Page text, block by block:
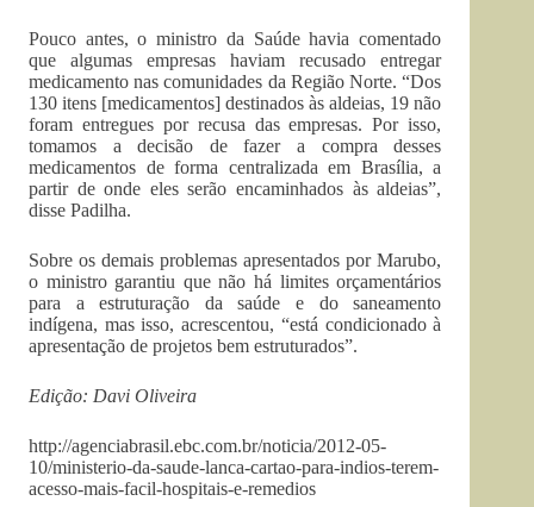
Pouco antes, o ministro da Saúde havia comentado
que algumas empresas haviam recusado entregar
medicamento nas comunidades da Região Norte. “Dos
130 itens [medicamentos] destinados às aldeias, 19 não
foram entregues por recusa das empresas. Por isso,
tomamos a decisão de fazer a compra desses
medicamentos de forma centralizada em Brasília, a
partir de onde eles serão encaminhados às aldeias”,
disse Padilha.
Sobre os demais problemas apresentados por Marubo,
o ministro garantiu que não há limites orçamentários
para a estruturação da saúde e do saneamento
indígena, mas isso, acrescentou, “está condicionado à
apresentação de projetos bem estruturados”.
Edição: Davi Oliveira
http://agenciabrasil.ebc.com.br/noticia/2012-05-
10/ministerio-da-saude-lanca-cartao-para-indios-terem-
acesso-mais-facil-hospitais-e-remedios